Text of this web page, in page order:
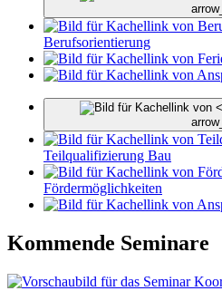
Berufsorientierung
Teilqualifizierung Bau
Fördermöglichkeiten
Kommende Seminare